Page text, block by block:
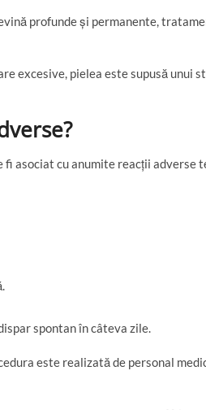
profunde și permanente,
excesive, pielea este supusă unui
asociat cu anumite reacții adverse
spontan în câteva zile.
este realizată de personal